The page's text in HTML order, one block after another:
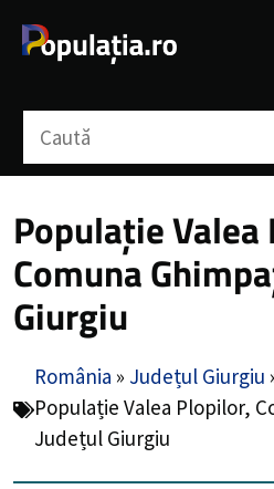
Populație Valea
Comuna
Giurgiu
România » Județul Giurgiu
Populație Valea Plopilor,
Județul Giurgiu